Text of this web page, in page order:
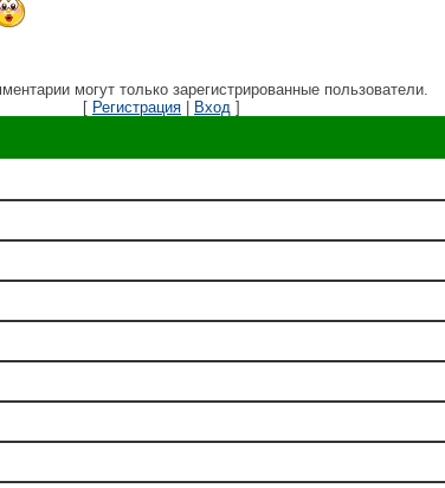
могут только зарегистрированные пользователи.
[ Регистрация | Вход ]